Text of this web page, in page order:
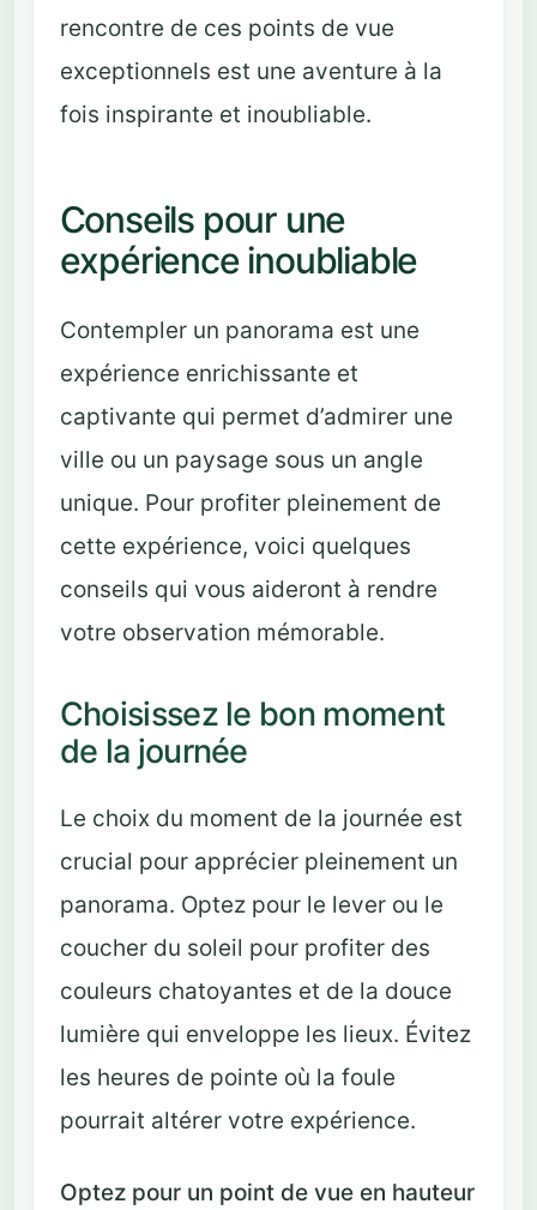
rencontre de ces points de vue
exceptionnels est une aventure à la
fois inspirante et inoubliable.
Conseils pour une
expérience inoubliable
Contempler un panorama est une
expérience enrichissante et
captivante qui permet d’admirer une
ville ou un paysage sous un angle
unique. Pour profiter pleinement de
cette expérience, voici quelques
conseils qui vous aideront à rendre
votre observation mémorable.
Choisissez le bon moment
de la journée
Le choix du moment de la journée est
crucial pour apprécier pleinement un
panorama. Optez pour le lever ou le
coucher du soleil pour profiter des
couleurs chatoyantes et de la douce
lumière qui enveloppe les lieux. Évitez
les heures de pointe où la foule
pourrait altérer votre expérience.
Optez pour un point de vue en hauteur